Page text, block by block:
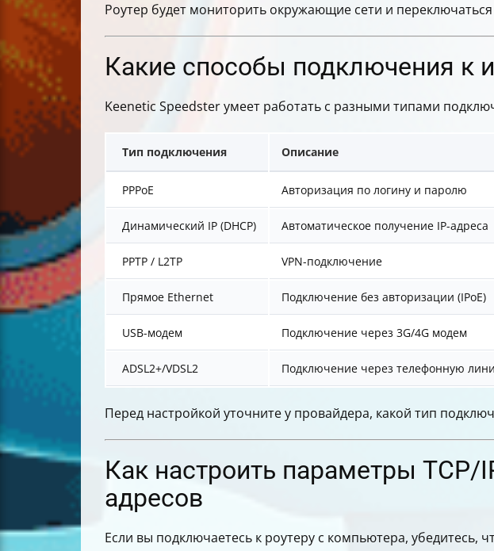
Роутер будет мониторить окружающие сети и
Какие способы подключения к
Keenetic Speedster умеет работать с разными типами
Тип подключения Описание
PPPoE Авторизация по логину и паролю
Динамический IP (DHCP) Автоматическое получение IP-адреса
PPTP / L2TP VPN-подключение
Прямое Ethernet Подключение без авторизации (IPoE)
USB-модем Подключение через 3G/4G модем
ADSL2+/VDSL2 Подключение через телефонную
Перед настройкой уточните у провайдера, какой тип
Как настроить параметры TCP/
адресов
Если вы подключаетесь к роутеру с компьютера, убедитесь,